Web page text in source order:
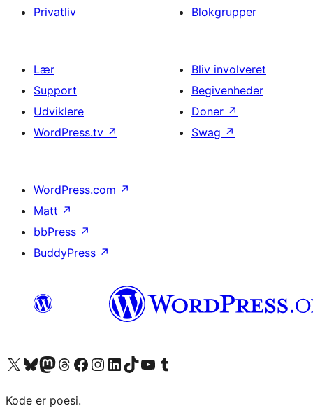
Privatliv
Blokgrupper
Lær
Support
Udviklere
WordPress.tv ↗
Bliv involveret
Begivenheder
Doner ↗
Swag ↗
WordPress.com ↗
Matt ↗
bbPress ↗
BuddyPress ↗
Besøg vores X (tidligere Twitter) konto
Besøg vores Bluesky-konto
Besøg vores Mastodon konto
Besøg vores Threads-konto
Besøg vores Facebook sideBesøg vores Instagram konto
Besøg vores LinkedIn konto
Besøg vores TikTok-konto
Besøg vores YouTube-kanalBesøg vores Tumblr-konto
Kode er poesi.